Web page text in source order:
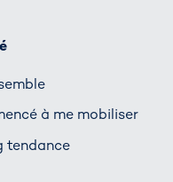
à me mobiliser
tendance